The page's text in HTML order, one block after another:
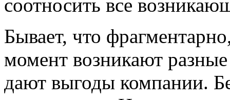
соотносить все
Бывает, что
момент возникают
дают выгоды компании.